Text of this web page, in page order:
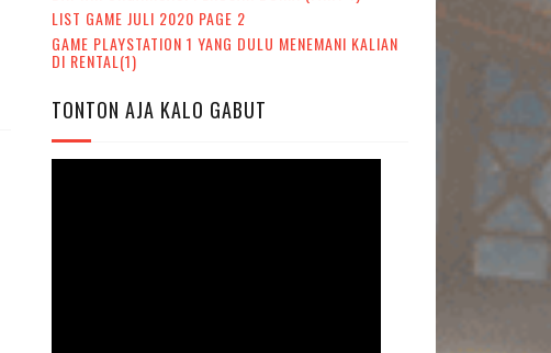
LIST GAME JULI 2020 PAGE 2
GAME PLAYSTATION 1 YANG DULU MENEMANI KALIAN
DI RENTAL(1)
TONTON AJA KALO GABUT